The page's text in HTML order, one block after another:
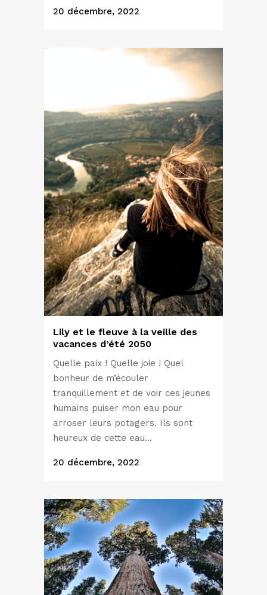
20 décembre, 2022
Lily et le fleuve à la veille des
vacances d’été 2050
Quelle paix ! Quelle joie ! Quel
bonheur de m’écouler
tranquillement et de voir ces jeunes
humains puiser mon eau pour
arroser leurs potagers. Ils sont
heureux de cette eau...
20 décembre, 2022